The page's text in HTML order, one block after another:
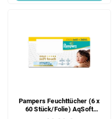
Pampers Feuchttücher (6 x
60 Stück/Folie) AqSoft